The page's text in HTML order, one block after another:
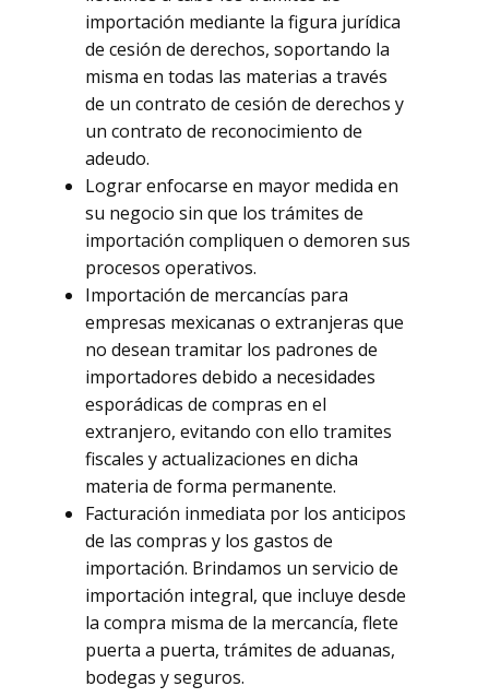
importación mediante la figura jurídica
de cesión de derechos, soportando la
misma en todas las materias a través
de un contrato de cesión de derechos y
un contrato de reconocimiento de
adeudo.
Lograr enfocarse en mayor medida en
su negocio sin que los trámites de
importación compliquen o demoren sus
procesos operativos.
Importación de mercancías para
empresas mexicanas o extranjeras que
no desean tramitar los padrones de
importadores debido a necesidades
esporádicas de compras en el
extranjero, evitando con ello tramites
fiscales y actualizaciones en dicha
materia de forma permanente.
Facturación inmediata por los anticipos
de las compras y los gastos de
importación. Brindamos un servicio de
importación integral, que incluye desde
la compra misma de la mercancía, flete
puerta a puerta, trámites de aduanas,
bodegas y seguros.